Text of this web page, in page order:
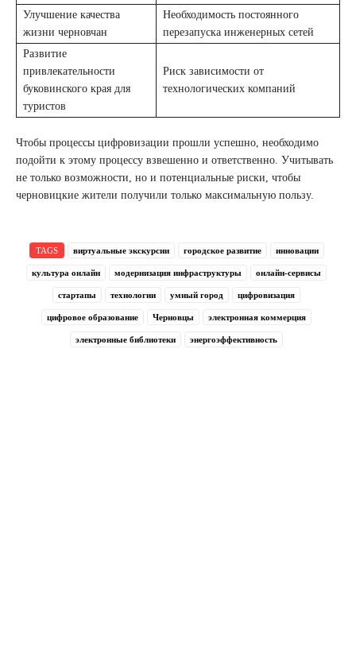
Улучшение качества
жизни черновчан
Необходимость постоянного
перезапуска инженерных сетей
Развитие
привлекательности
буковинского края для
туристов
Риск зависимости от
технологических компаний
Чтобы процессы цифровизации прошли успешно, необходимо
подойти к этому процессу взвешенно и ответственно. Учитывать
не только возможности, но и потенциальные риски, чтобы
черновицкие жители получили только максимальную пользу.
TAGS виртуальные экскурсии городское развитие инновации
культура онлайн модернизация инфраструктуры онлайн-сервисы
стартапы технологии умный город цифровизация
цифровое образование Черновцы электронная коммерция
электронные библиотеки энергоэффективность